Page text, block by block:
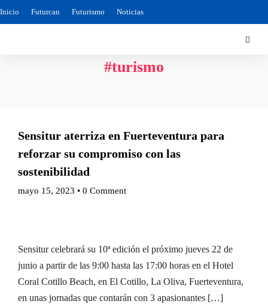
Inicio Futurcan Futurismo Noticias
#turismo
Sensitur aterriza en Fuerteventura para
reforzar su compromiso con las
sostenibilidad
mayo 15, 2023 • 0 Comment
Sensitur celebrará su 10ª edición el próximo jueves 22 de
junio a partir de las 9:00 hasta las 17:00 horas en el Hotel
Coral Cotillo Beach, en El Cotillo, La Oliva, Fuerteventura,
en unas jornadas que contarán con 3 apasionantes […]